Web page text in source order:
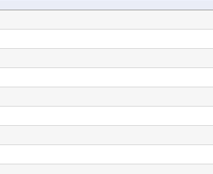
【注意喚起】電源タップの寿命の
下手に水買うよりウォーターサー
【朗報】ぐらんぶるのヒロイン、